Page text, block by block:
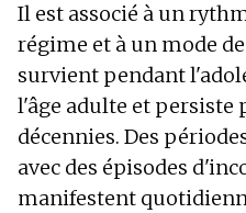
Il est associé à un
régime et à un mode
survient pendant
l'âge adulte et persiste
décennies. Des
avec des épisodes
manifestent